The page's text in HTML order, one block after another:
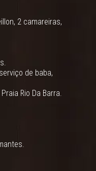
2 camareiras,
de baba,
Rio Da Barra.